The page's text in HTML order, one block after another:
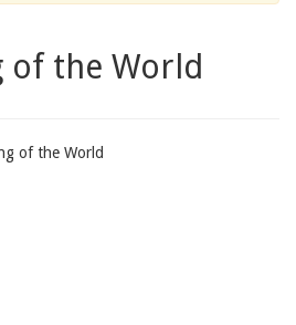
of the World